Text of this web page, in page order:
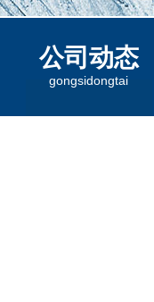
公司动态
gongsidongtai